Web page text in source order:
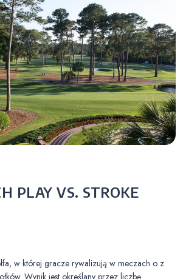
PLAY VS. STROKE
w której gracze rywalizują w meczach o z
Wynik jest określany przez liczbę